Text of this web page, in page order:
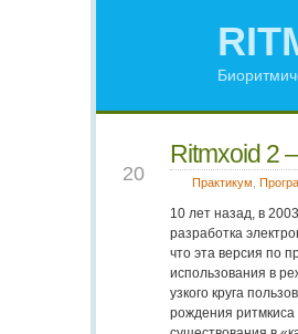
20
Ritmxoid 2
Практикум
10 лет назад, в
разработка
что эта версия по
использования в
узкого круга
рождения ритмкиса